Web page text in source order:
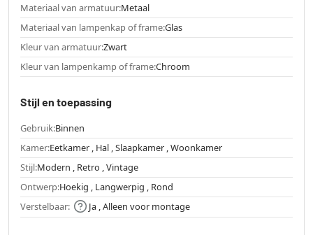
Materiaal van armatuur:Metaal
Materiaal van lampenkap of frame:Glas
Kleur van armatuur:Zwart
Kleur van lampenkamp of frame:Chroom
Stijl en toepassing
Gebruik:Binnen
Kamer:Eetkamer , Hal , Slaapkamer , Woonkamer
Stijl:Modern , Retro , Vintage
Ontwerp:Hoekig , Langwerpig , Rond
Verstelbaar:
Ja , Alleen voor montage